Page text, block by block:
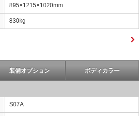
895×1215×1020mm
830kg
装備オプション ボディカラー
S07A